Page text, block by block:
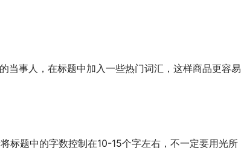
当事人，在标题中加入一些热门词汇，这样商品更容易
标题中的字数控制在10-15个字左右，不一定要用光所